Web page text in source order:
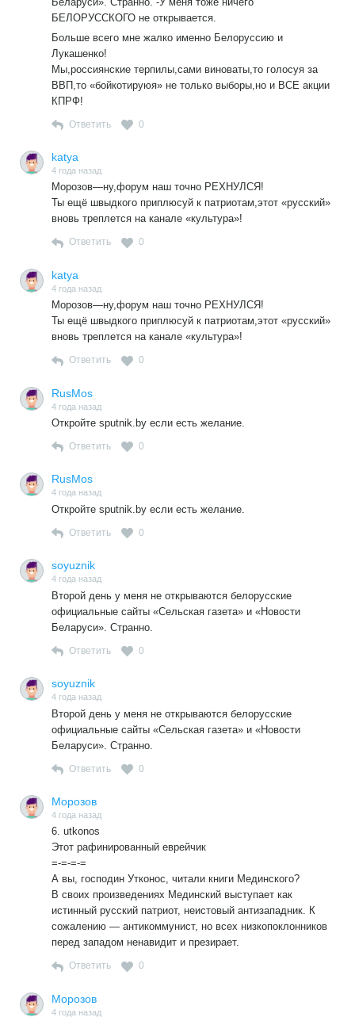
БЕЛОРУССКОГО не открывается.
Больше всего мне жалко именно Белоруссию и
Лукашенко!
Мы,россиянские терпилы,сами виноваты,то голосуя за
ВВП,то «бойкотируюя» не только выборы,но и ВСЕ акции
КПРФ!
Ответить 0
katya
4 года назад
Морозов—ну,форум наш точно РЕХНУЛСЯ!
Ты ещё швыдкого приплюсуй к патриотам,этот «русский»
вновь треплется на канале «культура»!
Ответить 0
katya
4 года назад
Морозов—ну,форум наш точно РЕХНУЛСЯ!
Ты ещё швыдкого приплюсуй к патриотам,этот «русский»
вновь треплется на канале «культура»!
Ответить 0
RusMos
4 года назад
Откройте sputnik.by если есть желание.
Ответить 0
RusMos
4 года назад
Откройте sputnik.by если есть желание.
Ответить 0
soyuznik
4 года назад
Второй день у меня не открываются белорусские
официальные сайты «Сельская газета» и «Новости
Беларуси». Странно.
Ответить 0
soyuznik
4 года назад
Второй день у меня не открываются белорусские
официальные сайты «Сельская газета» и «Новости
Беларуси». Странно.
Ответить 0
Морозов
4 года назад
6. utkonos
Этот рафинированный еврейчик
=-=-=-=
А вы, господин Утконос, читали книги Мединского?
В своих произведениях Мединский выступает как
истинный русский патриот, неистовый антизападник. К
сожалению — антикоммунист, но всех низкопоклонников
перед западом ненавидит и презирает.
Ответить 0
Морозов
4 года назад